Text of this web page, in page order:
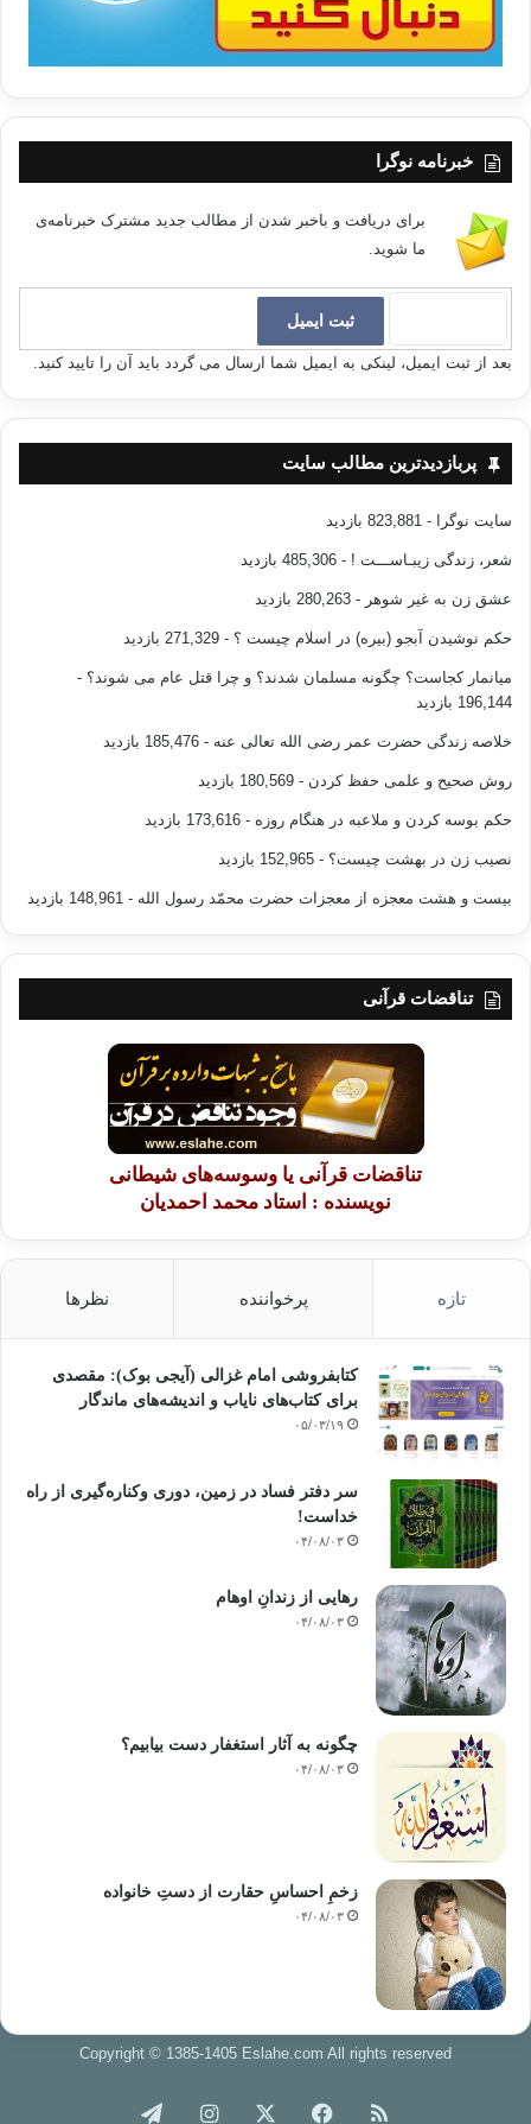
خبرنامه نوگرا
برای دریافت و باخبر شدن از مطالب جدید مشترک خبرنامه‌ی
ما شوید.
بعد از ثبت ایمیل، لینکی به ایمیل شما ارسال می گردد باید آن را تایید کنید.
پربازدیدترین مطالب سایت
سایت نوگرا - 823,881 بازدید
شعر، زندگی زیبـاســـت ! - 485,306 بازدید
عشق زن به غیر شوهر - 280,263 بازدید
حکم نوشیدن آبجو (بیره) در اسلام چیست ؟ - 271,329 بازدید
میانمار کجاست؟ چگونه مسلمان شدند؟ و چرا قتل عام می شوند؟ -
196,144 بازدید
خلاصه زندگی حضرت عمر رضی الله تعالی عنه - 185,476 بازدید
روش صحیح و علمی حفظ کردن - 180,569 بازدید
حکم بوسه کردن و ملاعبه در هنگام روزه - 173,616 بازدید
نصیب زن در بهشت چیست؟ - 152,965 بازدید
بیست و هشت معجزه از معجزات حضرت محمّد رسول الله - 148,961 بازدید
تناقضات قرآنی
تناقضات قرآنی یا وسوسه‌های شیطانی
نویسنده : استاد محمد احمدیان
تازه پرخواننده نظرها
کتابفروشی امام غزالی (آیجی بوک): مقصدی
برای کتاب‌های نایاب و اندیشه‌های ماندگار
۰۵/۰۳/۱۹
سر دفتر فساد در زمین‌، دوری وکناره‌گیری از راه
خداست‌!
۰۴/۰۸/۰۳
رهایی از زندانِ اوهام
۰۴/۰۸/۰۳
چگونه به آثار استغفار دست بیابیم؟
۰۴/۰۸/۰۳
زخمِ احساسِ حقارت از دستِ خانواده
۰۴/۰۸/۰۳
Copyright © 1385-1405 Eslahe.com All rights reserved
خوراک فیس اینستاگرام